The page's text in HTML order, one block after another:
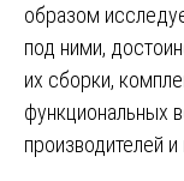
образом
под ними,
их сборки,
функциональных
производителей и